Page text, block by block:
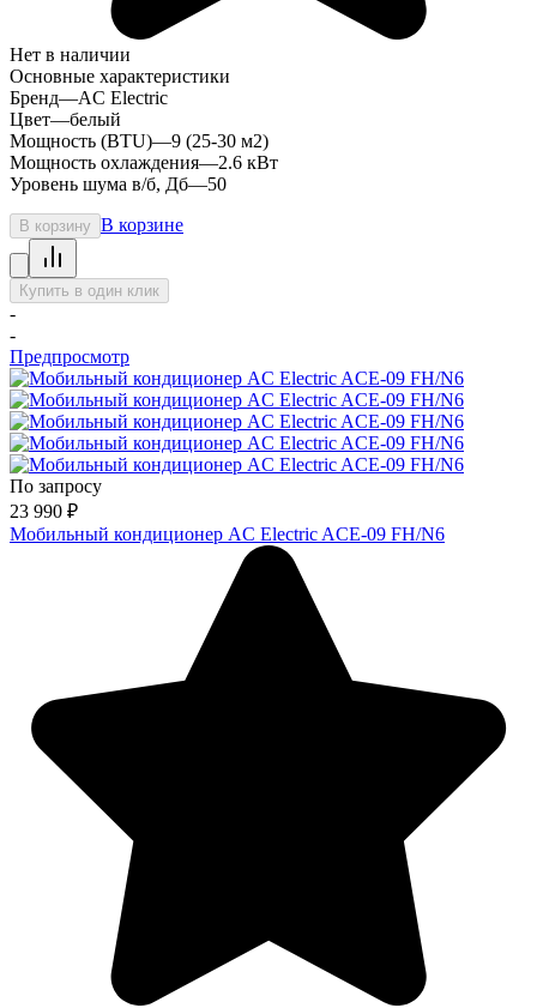
Нет в наличии
Основные характеристики
Бренд—AC Electric
Цвет—белый
Мощность (BTU)—9 (25-30 м2)
Мощность охлаждения—2.6 кВт
Уровень шума в/б, Дб—50
В корзину В корзине
Купить в один клик
-
-
Предпросмотр
По запросу
23 990 ₽
Мобильный кондиционер AC Electric ACE-09 FH/N6